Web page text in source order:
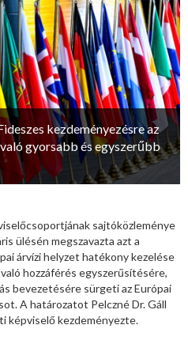
kezdeményezésre az
gyorsabb és egyszerűbb
sajtóközleménye
ülésén megszavazta azt a
árvízi helyzet hatékony kezelése
hozzáférés egyszerűsítésére,
bevezetésére sürgeti az Európai
A határozatot Pelczné Dr. Gáll
képviselő kezdeményezte.